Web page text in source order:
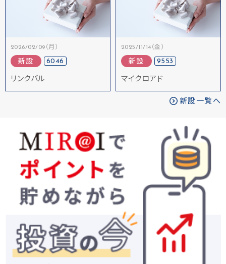
2026/02/09（月）
新設 6046
リンクバル
2025/11/14（金）
新設 9553
マイクロアド
新設一覧へ